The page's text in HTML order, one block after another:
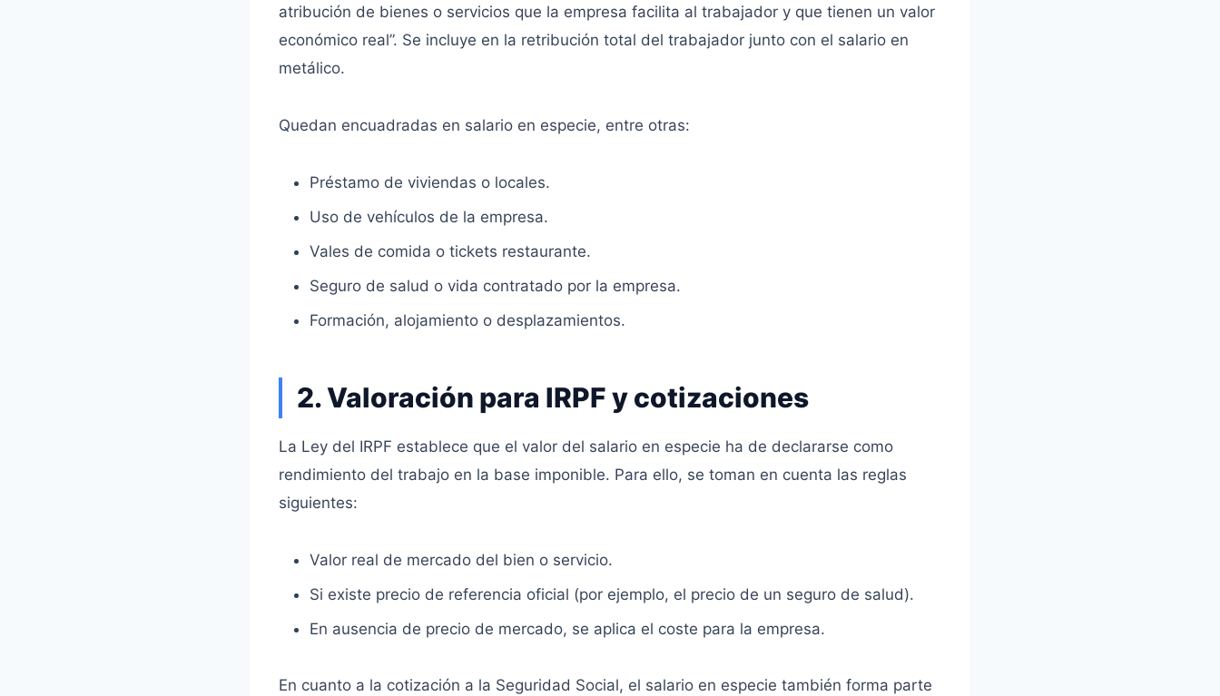
atribución de bienes o servicios que la empresa facilita al trabajador y que tienen un valor
económico real”. Se incluye en la retribución total del trabajador junto con el salario en
metálico.
Quedan encuadradas en salario en especie, entre otras:
Préstamo de viviendas o locales.
Uso de vehículos de la empresa.
Vales de comida o tickets restaurante.
Seguro de salud o vida contratado por la empresa.
Formación, alojamiento o desplazamientos.
2. Valoración para IRPF y cotizaciones
La Ley del IRPF establece que el valor del salario en especie ha de declararse como
rendimiento del trabajo en la base imponible. Para ello, se toman en cuenta las reglas
siguientes:
Valor real de mercado del bien o servicio.
Si existe precio de referencia oficial (por ejemplo, el precio de un seguro de salud).
En ausencia de precio de mercado, se aplica el coste para la empresa.
En cuanto a la cotización a la Seguridad Social, el salario en especie también forma parte